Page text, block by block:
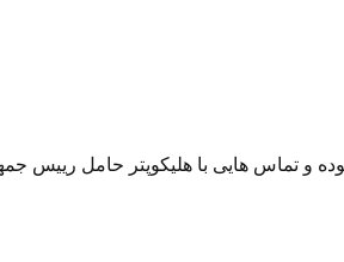
تماس هایی با هلیکوپتر حامل رییس